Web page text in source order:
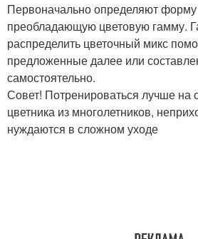
Первоначально определяют
преобладающую цветовую гамму.
распределить цветочный микс
предложенные далее или
самостоятельно.
​Совет! Потренироваться лучше
цветника из многолетников,
нуждаются в сложном уходе